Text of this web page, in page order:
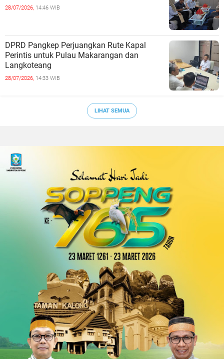
28/07/2026, 14:46 WIB
DPRD Pangkep Perjuangkan Rute Kapal
Perintis untuk Pulau Makarangan dan
Langkoteang
28/07/2026, 14:33 WIB
LIHAT SEMUA